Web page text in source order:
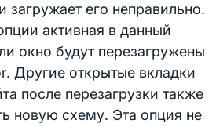
загружает его неправильно.
активная в данный
окно будут перезагружены
Другие открытые вкладки
после перезагрузки также
новую схему. Эта опция не